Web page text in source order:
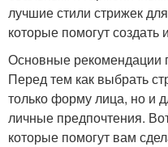
лучшие стили стрижек
которые помогут
Основные рекомендации
Перед тем как выбрать
только форму лица, но и
личные предпочтения.
которые помогут вам